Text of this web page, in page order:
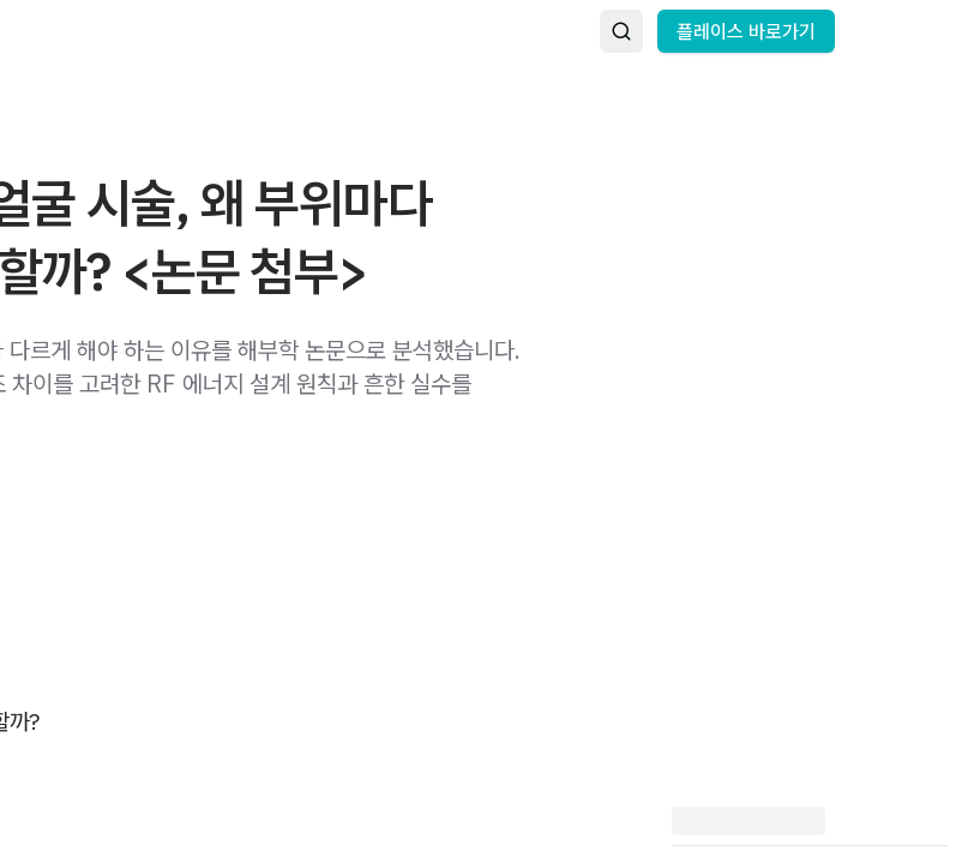
플레이스 바로가기
굴 시술, 왜 부위마다
까? <논문 첨부>
르게 해야 하는 이유를 해부학 논문으로 분석했습니다.
차이를 고려한 RF 에너지 설계 원칙과 흔한 실수를
까?